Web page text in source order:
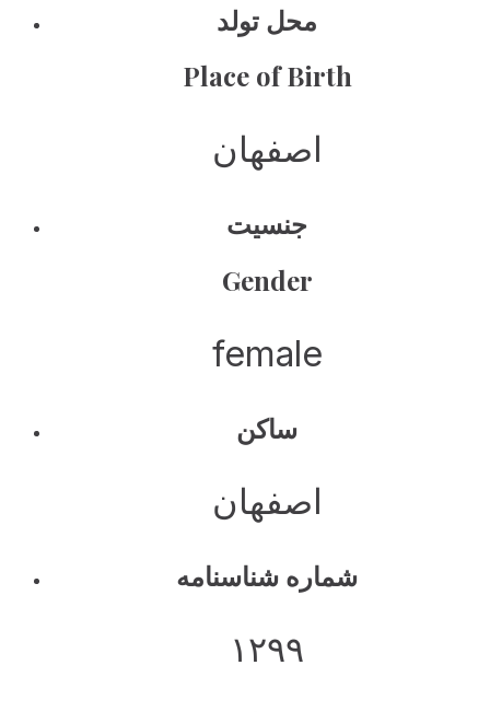
محل تولد
Place of Birth
اصفهان
جنسیت
Gender
female
ساکن
اصفهان
شماره شناسنامه
۱۲۹۹